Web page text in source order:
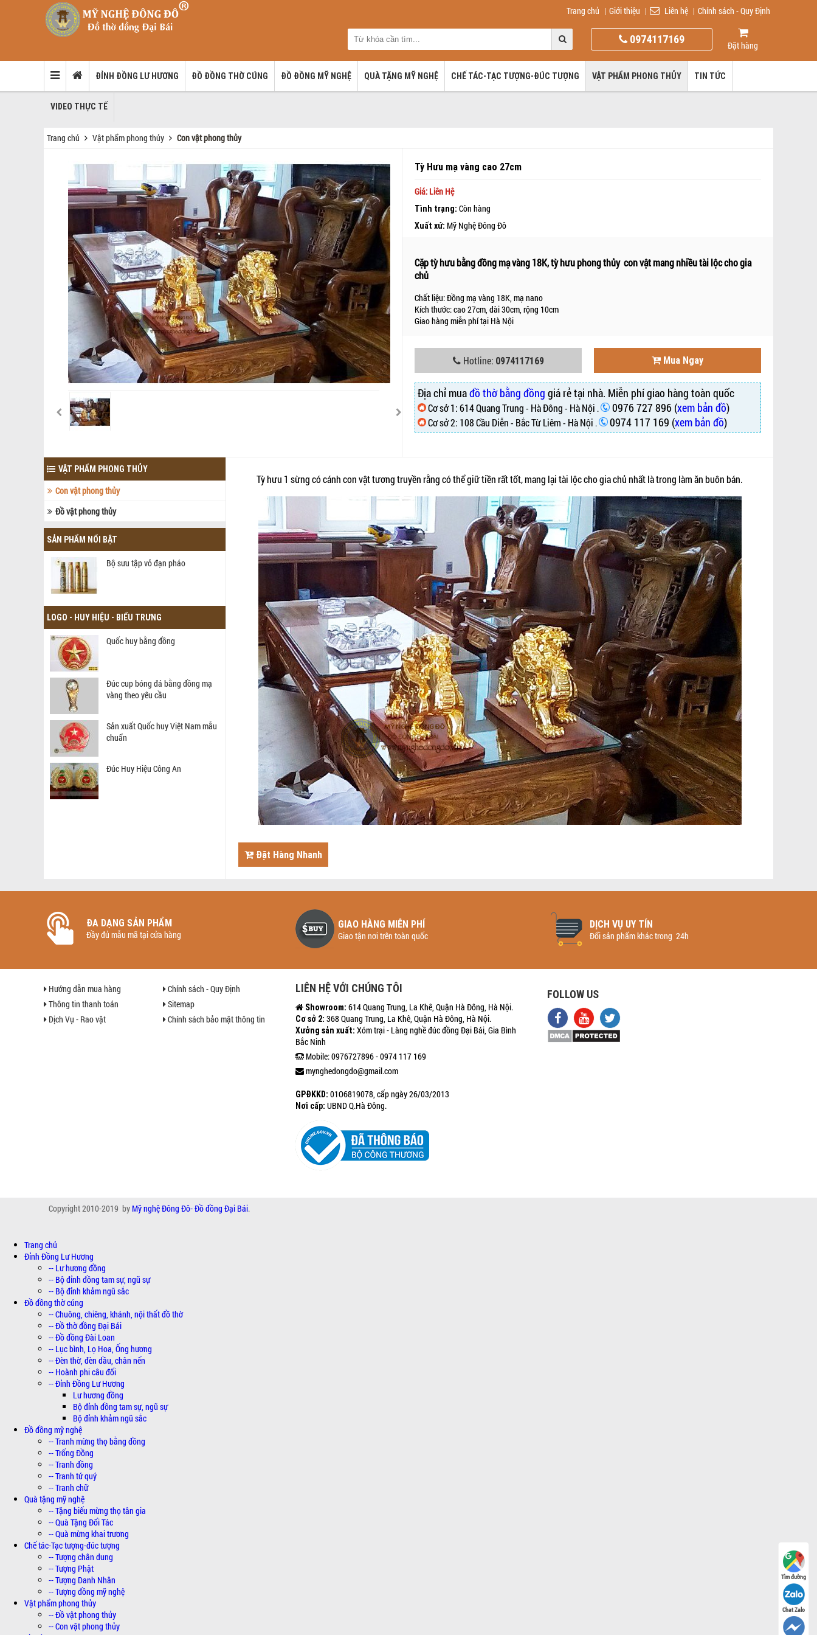
Tìm đường
Chat Zalo
Trang chủ | Giới thiệu | Liên hệ | Chính sách - Quy Định
0974117169 Đặt hàng
ĐỈNH ĐỒNG LƯ HƯƠNG ĐỒ ĐỒNG THỜ CÚNG ĐỒ ĐỒNG MỸ NGHỆ QUÀ TẶNG MỸ NGHỆ CHẾ TÁC-TẠC TƯỢNG-ĐÚC TƯỢNG VẬT PHẨM PHONG THỦY TIN TỨC
VIDEO THỰC TẾ
Trang chủ Vật phẩm phong thủy Con vật phong thủy
Tỳ Hưu mạ vàng cao 27cm
Giá: Liên Hệ
Tình trạng: Còn hàng
Xuất xứ: Mỹ Nghệ Đông Đô
Cặp tỳ hưu bằng đồng mạ vàng 18K, tỳ hưu phong thủy con vật mang nhiều tài lộc cho gia
chủ
Chất liệu: Đồng mạ vàng 18K, mạ nano
Kích thước: cao 27cm, dài 30cm, rộng 10cm
Giao hàng miễn phí tại Hà Nội
Hotline: 0974117169 Mua Ngay
Địa chỉ muađồ thờ bằng đồng giá rẻ tại nhà. Miễn phí giao hàng toàn quốc
Cơ sở 1: 614 Quang Trung - Hà Đông - Hà Nội . 0976 727 896 (xem bản đồ)
Cơ sở 2: 108 Cầu Diễn - Bắc Từ Liêm - Hà Nội . 0974 117 169 (xem bản đồ)
VẬT PHẨM PHONG THỦY
Con vật phong thủy
Đồ vật phong thủy
SẢN PHẨM NỔI BẬT
Bộ sưu tập vỏ đạn pháo
LOGO - HUY HIỆU - BIỂU TRƯNG
Quốc huy bằng đồng
Đúc cup bóng đá bằng đồng mạ
vàng theo yêu cầu
Sản xuất Quốc huy Việt Nam mẫu
chuẩn
Đúc Huy Hiệu Công An
Tỳ hưu 1 sừng có cánh con vật tương truyền rằng có thể giữ tiền rất tốt, mang lại tài lộc cho gia chủ nhất là trong làm ăn buôn bán.
Đặt Hàng Nhanh
ĐA DẠNG SẢN PHẨM
Đầy đủ mẫu mã tại cửa hàng
GIAO HÀNG MIỄN PHÍ
Giao tận nơi trên toàn quốc
DỊCH VỤ UY TÍN
Đổi sản phẩm khác trong 24h
Hướng dẫn mua hàng
Thông tin thanh toán
Dịch Vụ - Rao vặt
Chính sách - Quy Định
Sitemap
Chính sách bảo mật thông tin
LIÊN HỆ VỚI CHÚNG TÔI
Showroom: 614 Quang Trung, La Khê, Quận Hà Đông, Hà Nội.
Cơ sở 2: 368 Quang Trung, La Khê, Quận Hà Đông, Hà Nội.
Xưởng sản xuất: Xóm trại - Làng nghề đúc đồng Đại Bái, Gia Bình
Bắc Ninh
Mobile: 0976727896 - 0974 117 169
mynghedongdo@gmail.com
GPĐKKD: 01O6819078, cấp ngày 26/03/2013
Nơi cấp: UBND Q.Hà Đông.
FOLLOW US
Copyright 2010-2019 by Mỹ nghệ Đông Đô- Đồ đồng Đại Bái.
Trang chủ
Đỉnh Đồng Lư Hương
-- Lư hương đồng
-- Bộ đỉnh đồng tam sự, ngũ sự
-- Bộ đỉnh khảm ngũ sắc
Đồ đồng thờ cúng
-- Chuông, chiêng, khánh, nội thất đồ thờ
-- Đồ thờ đồng Đại Bái
-- Đồ đồng Đài Loan
-- Lục bình, Lọ Hoa, Ống hương
-- Đèn thờ, đèn dầu, chân nến
-- Hoành phi câu đối
-- Đỉnh Đồng Lư Hương
Lư hương đồng
Bộ đỉnh đồng tam sự, ngũ sự
Bộ đỉnh khảm ngũ sắc
Đồ đồng mỹ nghệ
-- Tranh mừng thọ bằng đồng
-- Trống Đồng
-- Tranh đồng
-- Tranh tứ quý
-- Tranh chữ
Quà tặng mỹ nghệ
-- Tặng biếu mừng thọ tân gia
-- Quà Tặng Đối Tác
-- Quà mừng khai trương
Chế tác-Tạc tượng-đúc tượng
-- Tượng chân dung
-- Tượng Phật
-- Tượng Danh Nhân
-- Tượng đồng mỹ nghệ
Vật phẩm phong thủy
-- Đồ vật phong thủy
-- Con vật phong thủy